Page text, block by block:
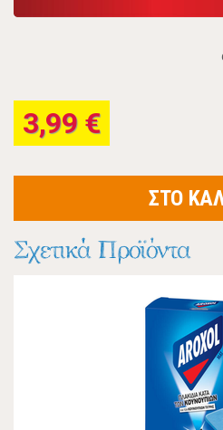
3,99 €
ΣΤΟ
Σχετικά Προϊόντα